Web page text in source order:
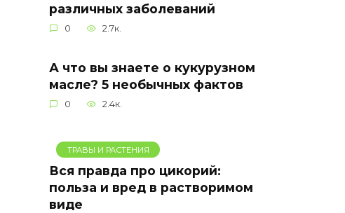
различных заболеваний
0 2.7к.
А что вы знаете о кукурузном
масле? 5 необычных фактов
0 2.4к.
ТРАВЫ И РАСТЕНИЯ
Вся правда про цикорий:
польза и вред в растворимом
виде